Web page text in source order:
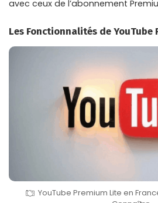
avec ceux de l’abonnement
Les Fonctionnalités de YouTube
YouTube Premium Lite en